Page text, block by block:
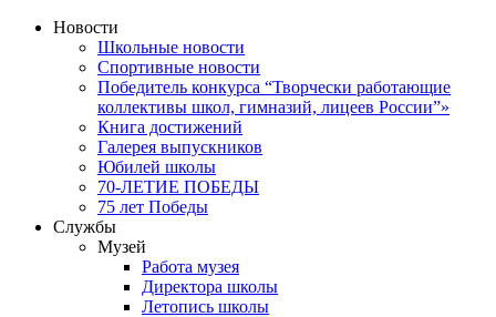
Новости
Школьные новости
Спортивные новости
Победитель конкурса “Творчески работающие
коллективы школ, гимназий, лицеев России”»
Книга достижений
Галерея выпускников
Юбилей школы
70-ЛЕТИЕ ПОБЕДЫ
75 лет Победы
Службы
Музей
Работа музея
Директора школы
Летопись школы